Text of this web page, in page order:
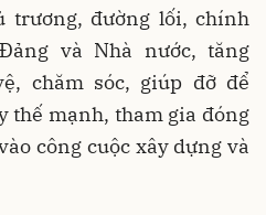
trương, đường lối, chính
và Nhà nước, tăng
chăm sóc, giúp đỡ để
thế mạnh, tham gia đóng
công cuộc xây dựng và